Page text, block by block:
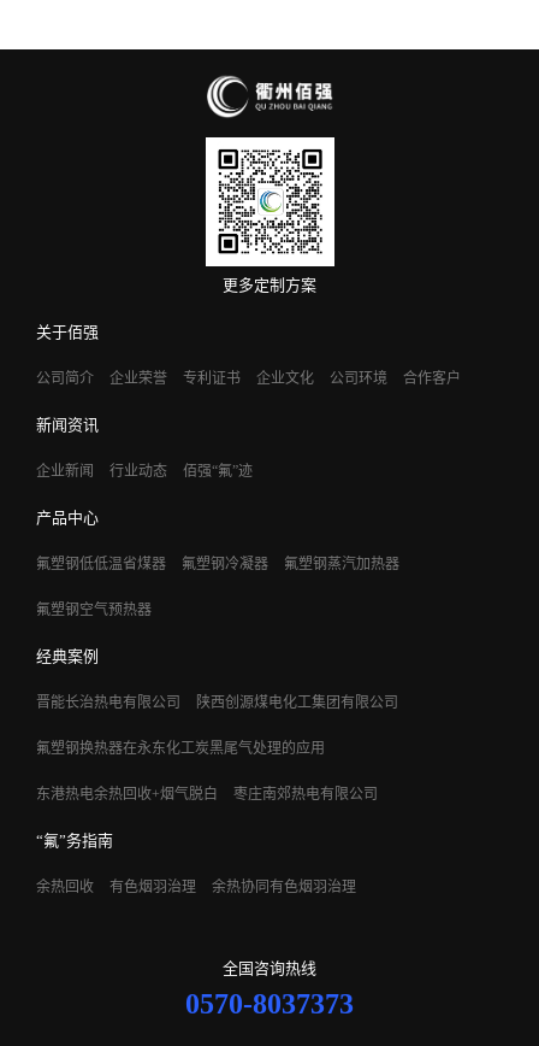
更多定制方案
关于佰强
公司简介 企业荣誉 专利证书 企业文化 公司环境 合作客户
新闻资讯
企业新闻 行业动态 佰强“氟”迹
产品中心
氟塑钢低低温省煤器 氟塑钢冷凝器 氟塑钢蒸汽加热器
氟塑钢空气预热器
经典案例
晋能长治热电有限公司 陕西创源煤电化工集团有限公司
氟塑钢换热器在永东化工炭黑尾气处理的应用
东港热电余热回收+烟气脱白 枣庄南郊热电有限公司
“氟”务指南
余热回收 有色烟羽治理 余热协同有色烟羽治理
全国咨询热线
0570-8037373